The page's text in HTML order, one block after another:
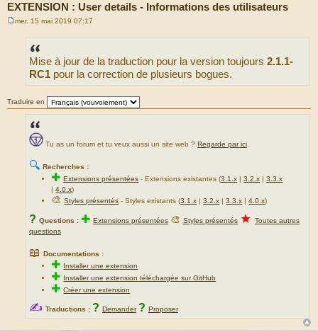
EXTENSION : User details - Informations des utilisateurs
mer. 15 mai 2019 07:17
Mise à jour de la traduction pour la version toujours 2.1.1-
RC1 pour la correction de plusieurs bogues.
Traduire en
Tu as un forum et tu veux aussi un site web ? Regarde par ici
🔍 Recherches :
✚Extensions présentées -Extensions existantes (3.1.x |3.2.x |3.3.x
|4.0.x)
🎨Styles présentés - Styles existants (3.1.x |3.2.x |3.3.x |4.0.x)
? Questions : ✚ Extensions présentées 🎨 Styles présentés ★ Toutes autres
questions
📖 Documentations :
✚ Installer une extension
✚ Installer une extension téléchargée sur GitHub
✚Créer une extension
✍ Traductions : ? Demander ? Proposer